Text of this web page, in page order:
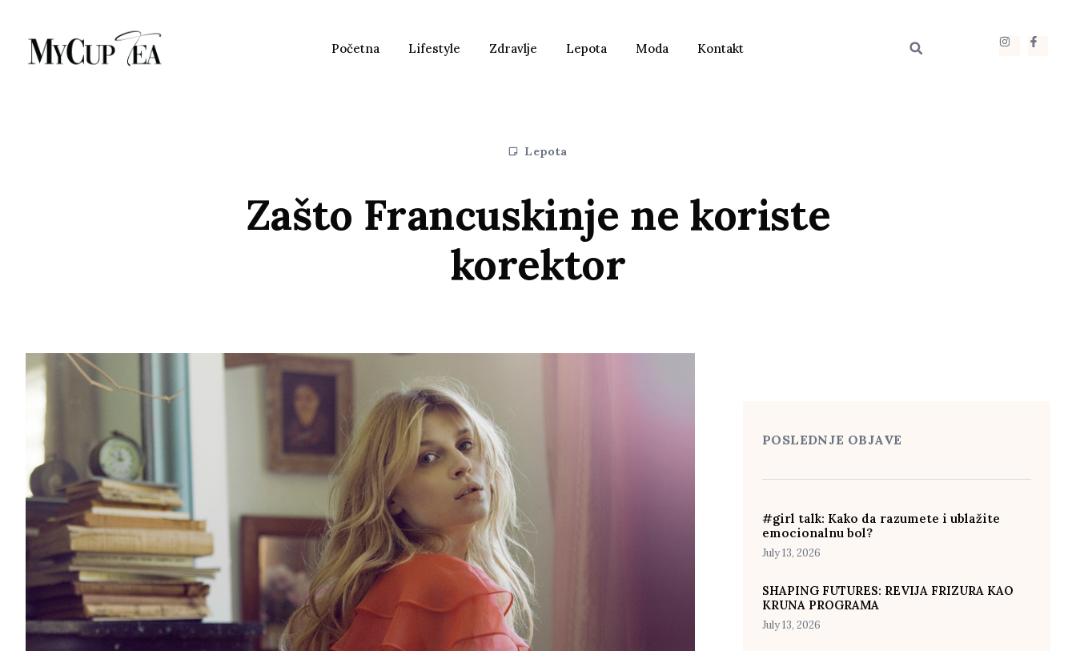
Početna Lifestyle Zdravlje Lepota Moda Kontakt
Lepota
Zašto Francuskinje ne koriste
korektor
POSLEDNJE OBJAVE
#girl talk: Kako da razumete i ublažite
emocionalnu bol?
July 13, 2026
SHAPING FUTURES: REVIJA FRIZURA KAO
KRUNA PROGRAMA
July 13, 2026